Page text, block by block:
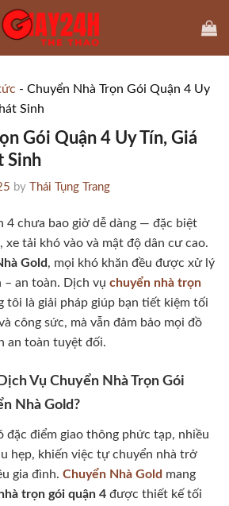
- Chuyển Nhà Trọn Gói Quận 4 Uy
Sinh
Gói Quận 4 Uy Tín, Giá
Sinh
by Thái Tụng Trang
4 chưa bao giờ dễ dàng — đặc biệt
xe tải khó vào và mật độ dân cư cao.
Gold, mọi khó khăn đều được xử lý
– an toàn. Dịch vụ chuyển nhà trọn
tôi là giải pháp giúp bạn tiết kiệm tối
công sức, mà vẫn đảm bảo mọi đồ
an toàn tuyệt đối.
Vụ Chuyển Nhà Trọn Gói
Nhà Gold?
đặc điểm giao thông phức tạp, nhiều
hẹp, khiến việc tự chuyển nhà trở
gia đình. Chuyển Nhà Gold mang
trọn gói quận 4 được thiết kế tối